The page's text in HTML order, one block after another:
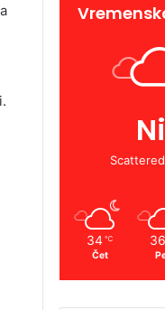
34 ℃
Čet
36